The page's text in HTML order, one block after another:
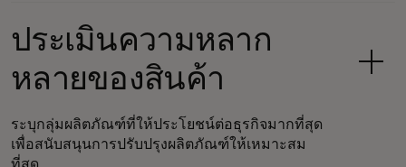
ประเมินความหลาก
หลายของสินค้า
ระบุกลุ่มผลิตภัณฑ์ที่ให้ประโยชน์ต่อธุรกิจมากที่สุด
เพื่อสนับสนุนการปรับปรุงผลิตภัณฑ์ให้เหมาะสม